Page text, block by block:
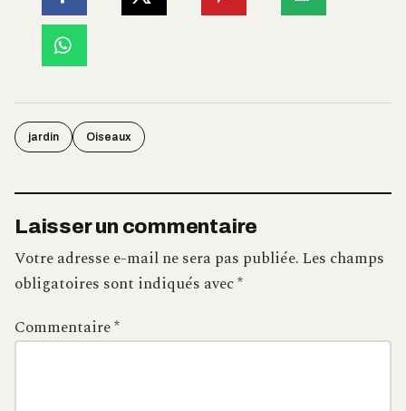
jardin Oiseaux
Laisser un commentaire
Votre adresse e-mail ne sera pas publiée.Les champs
obligatoires sont indiqués avec*
Commentaire*